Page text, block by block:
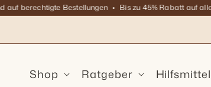
zum Bestellungen Bis zu 45% Rabatt auf alles
Shop Ratgeber Hilfsmittel